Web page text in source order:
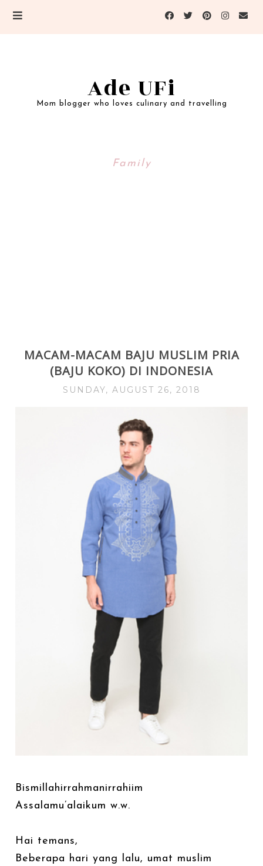
Ade UFi
Mom blogger who loves culinary and travelling
Family
MACAM-MACAM BAJU MUSLIM PRIA
(BAJU KOKO) DI INDONESIA
SUNDAY, AUGUST 26, 2018
Bismillahirrahmanirrahiim
Assalamu’alaikum w.w.
Hai temans,
Beberapa hari yang lalu, umat muslim